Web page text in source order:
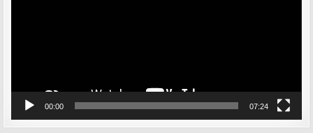
00:00 07:24